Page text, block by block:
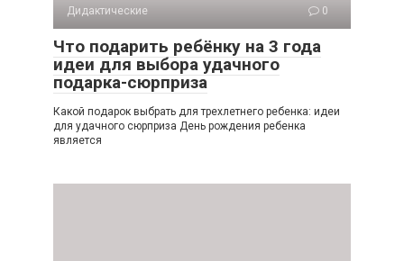
Дидактические 0
Что подарить ребёнку на 3 года
идеи для выбора удачного
подарка-сюрприза
Какой подарок выбрать для трехлетнего ребенка: идеи
для удачного сюрприза День рождения ребенка
является